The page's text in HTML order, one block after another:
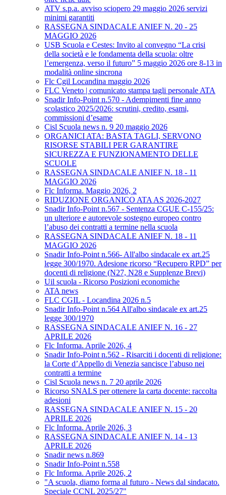
ATV s.p.a. avviso sciopero 29 maggio 2026 servizi
minimi garantiti
RASSEGNA SINDACALE ANIEF N. 20 - 25
MAGGIO 2026
USB Scuola e Cestes: Invito al convegno “La crisi
della società e le fondamenta della scuola: oltre
l’emergenza, verso il futuro” 5 maggio 2026 ore 8-13 in
modalità online sincrona
Flc Cgil Locandina maggio 2026
FLC Veneto | comunicato stampa tagli personale ATA
Snadir Info-Point n.570 - Adempimenti fine anno
scolastico 2025/2026: scrutini, credito, esami,
commissioni d’esame
Cisl Scuola news n. 9 20 maggio 2026
ORGANICI ATA: BASTA TAGLI, SERVONO
RISORSE STABILI PER GARANTIRE
SICUREZZA E FUNZIONAMENTO DELLE
SCUOLE
RASSEGNA SINDACALE ANIEF N. 18 - 11
MAGGIO 2026
Flc Informa. Maggio 2026, 2
RIDUZIONE ORGANICO ATA AS 2026-2027
Snadir Info-Point n.567 - Sentenza CGUE C‑155/25:
un ulteriore e autorevole sostegno europeo contro
l’abuso dei contratti a termine nella scuola
RASSEGNA SINDACALE ANIEF N. 18 - 11
MAGGIO 2026
Snadir Info-Point n.566- All'albo sindacale ex art.25
legge 300/1970. Adesione ricorso “Recupero RPD” per
docenti di religione (N27, N28 e Supplenze Brevi)
Uil scuola - Ricorso Posizioni economiche
ATA news
FLC CGIL - Locandina 2026 n.5
Snadir Info-Point n.564 All'albo sindacale ex art.25
legge 300/1970
RASSEGNA SINDACALE ANIEF N. 16 - 27
APRILE 2026
Flc Informa. Aprile 2026, 4
Snadir Info-Point n.562 - Risarciti i docenti di religione:
la Corte d’Appello di Venezia sancisce l’abuso nei
contratti a termine
Cisl Scuola news n. 7 20 aprile 2026
Ricorso SNALS per ottenere la carta docente: raccolta
adesioni
RASSEGNA SINDACALE ANIEF N. 15 - 20
APRILE 2026
Flc Informa. Aprile 2026, 3
RASSEGNA SINDACALE ANIEF N. 14 - 13
APRILE 2026
Snadir news n.869
Snadir Info-Point n.558
Flc Informa. Aprile 2026, 2
"A scuola, diamo forma al futuro - News dal sindacato.
Speciale CCNL 2025/27"